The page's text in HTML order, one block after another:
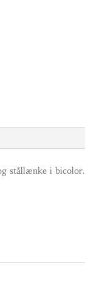
stållænke i bicolor.